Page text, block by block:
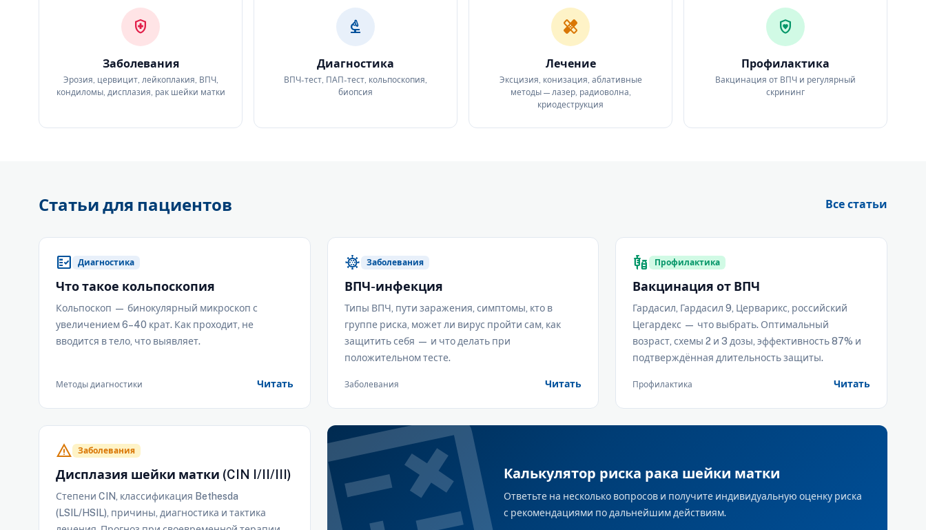
health_and_safety
Заболевания
Эрозия, цервицит, лейкоплакия, ВПЧ,
кондиломы, дисплазия, рак шейки матки
biotech
Диагностика
ВПЧ-тест, ПАП-тест, кольпоскопия,
биопсия
healing
Лечение
Эксцизия, конизация, аблативные
методы — лазер, радиоволна,
криодеструкция
shield_with_heart
Профилактика
Вакцинация от ВПЧ и регулярный
скрининг
Статьи для пациентов Все статьи
fact_check Диагностика
Что такое кольпоскопия
Кольпоскоп — бинокулярный микроскоп с
увеличением 6–40 крат. Как проходит, не
вводится в тело, что выявляет.
Методы диагностики Читать
coronavirus Заболевания
ВПЧ-инфекция
Типы ВПЧ, пути заражения, симптомы, кто в
группе риска, может ли вирус пройти сам, как
защитить себя — и что делать при
положительном тесте.
Заболевания Читать
vaccines Профилактика
Вакцинация от ВПЧ
Гардасил, Гардасил 9, Церварикс, российский
Цегардекс — что выбрать. Оптимальный
возраст, схемы 2 и 3 дозы, эффективность 87% и
подтверждённая длительность защиты.
Профилактика Читать
warning Заболевания
Дисплазия шейки матки (CIN I/II/III)
Степени CIN, классификация Bethesda
(LSIL/HSIL), причины, диагностика и тактика
Калькулятор риска рака шейки матки
Ответьте на несколько вопросов и получите индивидуальную оценку риска
с рекомендациями по дальнейшим действиям.